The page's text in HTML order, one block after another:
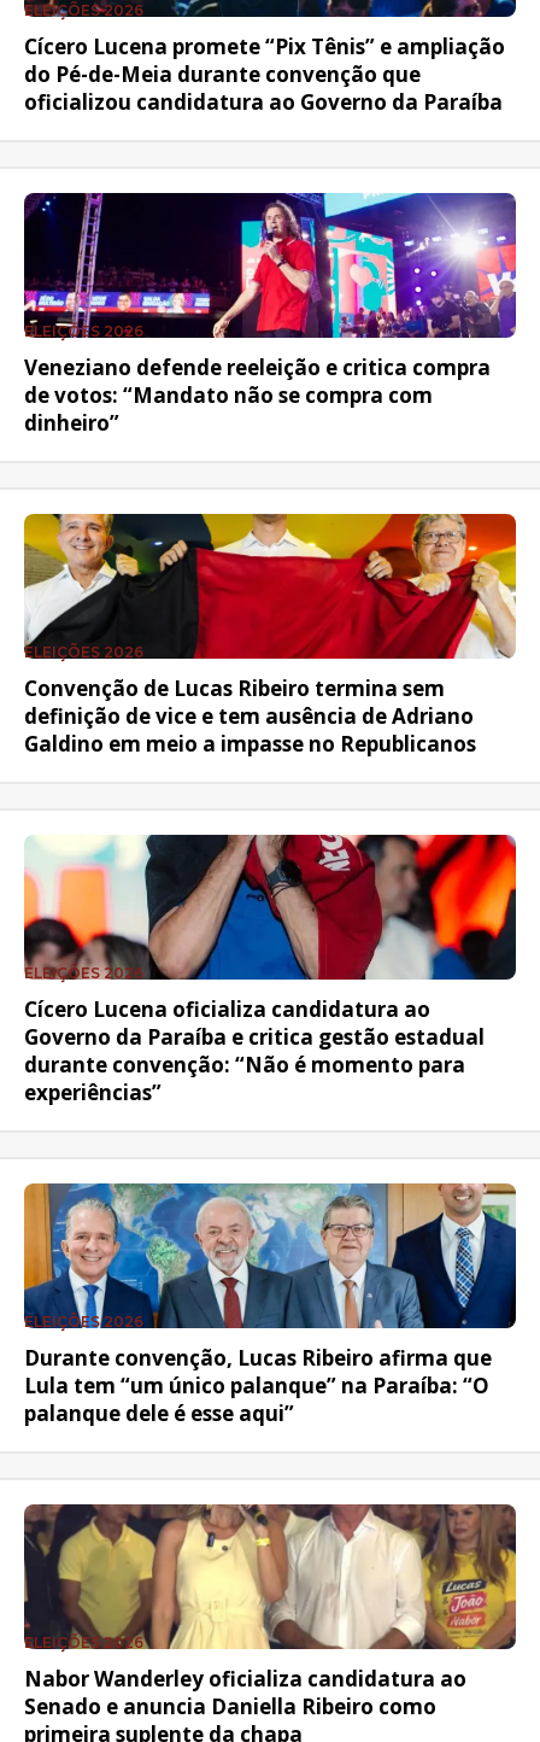
ELEIÇÕES 2026
Cícero Lucena promete “Pix Tênis” e ampliação
do Pé-de-Meia durante convenção que
oficializou candidatura ao Governo da Paraíba
ELEIÇÕES 2026
Veneziano defende reeleição e critica compra
de votos: “Mandato não se compra com
dinheiro”
ELEIÇÕES 2026
Convenção de Lucas Ribeiro termina sem
definição de vice e tem ausência de Adriano
Galdino em meio a impasse no Republicanos
ELEIÇÕES 2026
Cícero Lucena oficializa candidatura ao
Governo da Paraíba e critica gestão estadual
durante convenção: “Não é momento para
experiências”
ELEIÇÕES 2026
Durante convenção, Lucas Ribeiro afirma que
Lula tem “um único palanque” na Paraíba: “O
palanque dele é esse aqui”
ELEIÇÕES 2026
Nabor Wanderley oficializa candidatura ao
Senado e anuncia Daniella Ribeiro como
primeira suplente da chapa